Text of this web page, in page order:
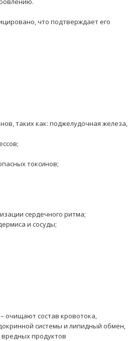
что подтверждает его
таких как: поджелудочная железа,
токсинов;
сердечного ритма;
и сосуды;
очищают состав кровотока,
системы и липидный обмен,
продуктов